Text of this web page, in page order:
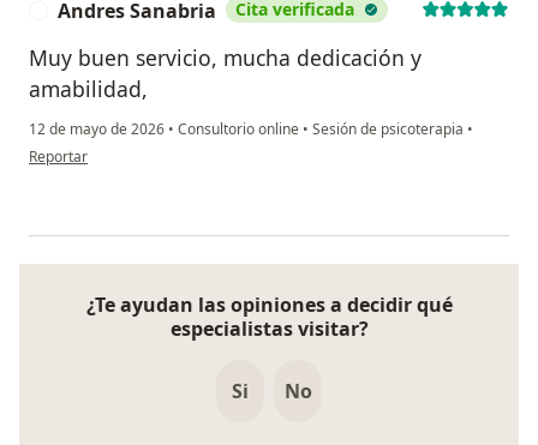
Andres Sanabria Cita verificada
Muy buen servicio, mucha dedicación y
amabilidad,
12 de mayo de 2026 • Consultorio online • Sesión de psicoterapia •
en opinión del usuario Andres Sanabria
Reportar
¿Te ayudan las opiniones a decidir qué
especialistas visitar?
Si No